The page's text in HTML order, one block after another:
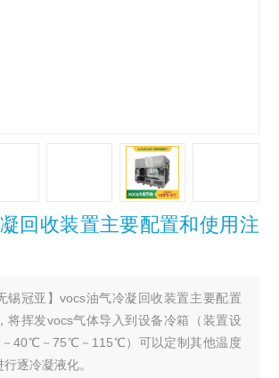
回收装置主要配置和使用注
锡冠亚】vocs油气冷凝回收装置主要配置
将挥发vocs气体导入到设备冷箱（装置设
40℃－75℃－115℃）可以定制其他温度
逐冷凝液化。